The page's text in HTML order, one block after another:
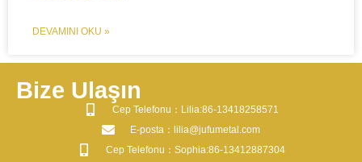
DEVAMINI OKU »
Bize Ulaşın
​Cep Telefonu：Lilia:86-13418258571
​E-posta​：lilia@jufumetal.com
​Cep Telefonu：Sophia:86-13412887304